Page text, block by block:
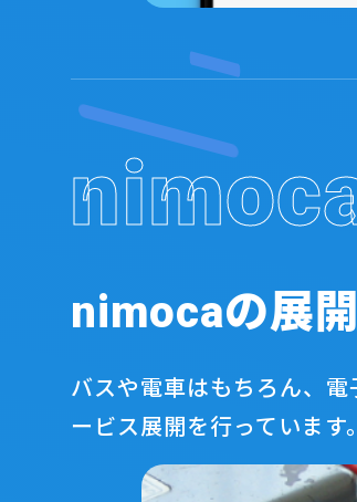
nimocaの展開
バスや電車はもちろん、
ービス展開を行っています。